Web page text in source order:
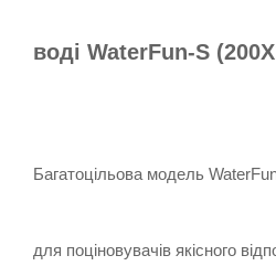
воді WaterFun-S
Багатоцільова модель
для поціновувачів якісного